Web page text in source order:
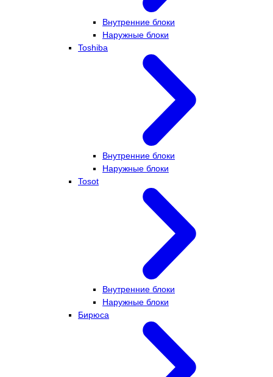
Внутренние блоки
Наружные блоки
Toshiba
Внутренние блоки
Наружные блоки
Tosot
Внутренние блоки
Наружные блоки
Бирюса